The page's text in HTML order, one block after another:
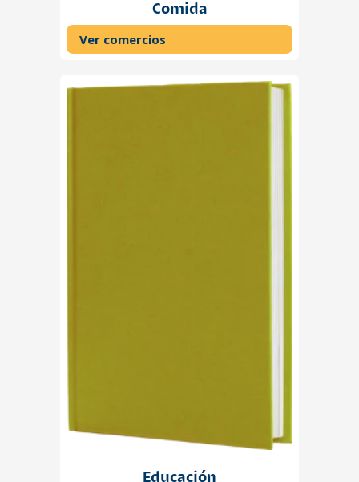
Comida
Ver comercios
Educación